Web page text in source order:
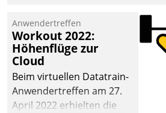
Anwendertreffen
Workout 2022:
Höhenflüge zur
Cloud
Beim virtuellen Datatrain-
Anwendertreffen am 27.
April 2022 erhielten die